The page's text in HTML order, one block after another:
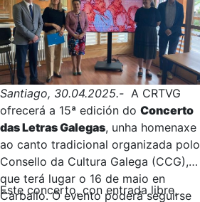
Santiago, 30.04.2025.- A CRTVG
ofrecerá a 15ª edición do Concerto
das Letras Galegas, unha homenaxe
ao canto tradicional organizada polo
Consello da Cultura Galega (CCG),
que terá lugar o 16 de maio en
Carballo. O evento poderá seguirse
Este concerto, con entrada libre,